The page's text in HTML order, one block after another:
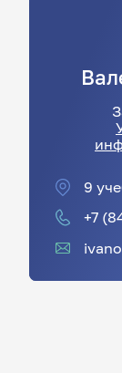
9
+7